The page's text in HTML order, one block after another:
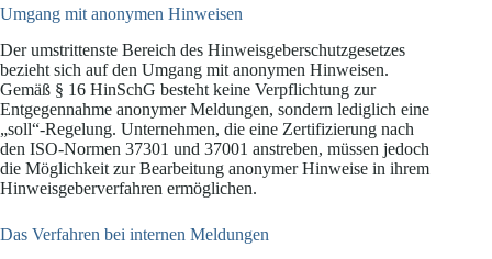
Umgang mit anonymen Hinweisen
Der umstrittenste Bereich des Hinweisgeberschutzgesetzes
bezieht sich auf den Umgang mit anonymen Hinweisen.
Gemäß § 16 HinSchG besteht keine Verpflichtung zur
Entgegennahme anonymer Meldungen, sondern lediglich eine
„soll“-Regelung. Unternehmen, die eine Zertifizierung nach
den ISO-Normen 37301 und 37001 anstreben, müssen jedoch
die Möglichkeit zur Bearbeitung anonymer Hinweise in ihrem
Hinweisgeberverfahren ermöglichen.
Das Verfahren bei internen Meldungen